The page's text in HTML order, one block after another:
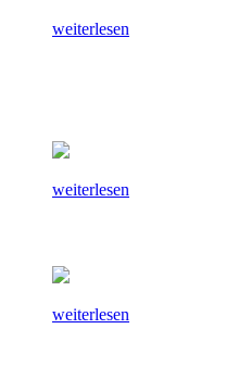
weiterlesen
weiterlesen
weiterlesen